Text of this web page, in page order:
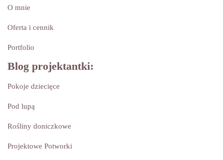
O mnie
Oferta i cennik
Portfolio
Blog projektantki:
Pokoje dziecięce
Pod lupą
Rośliny doniczkowe
Projektowe Potworki